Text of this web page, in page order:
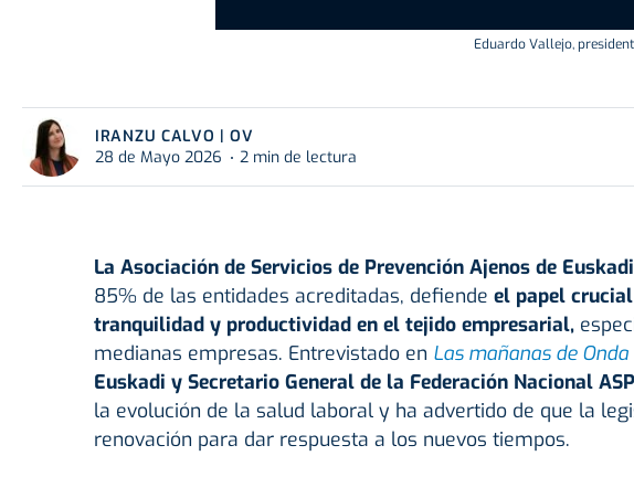
Eduardo Vallejo,
IRANZU CALVO | OV
28 de Mayo 2026
2 min de lectura
La Asociación de Servicios de Prevención Ajenos de Euskadi
85% de las entidades acreditadas, defiende el papel
tranquilidad y productividad en el tejido empresarial,
medianas empresas. Entrevistado en Las mañanas de Onda
Euskadi y Secretario General de la Federación Nacional
la evolución de la salud laboral y ha advertido de que la
renovación para dar respuesta a los nuevos tiempos.